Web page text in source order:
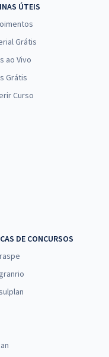
ÚTEIS
Grátis
ao Vivo
Grátis
Curso
DE CONCURSOS